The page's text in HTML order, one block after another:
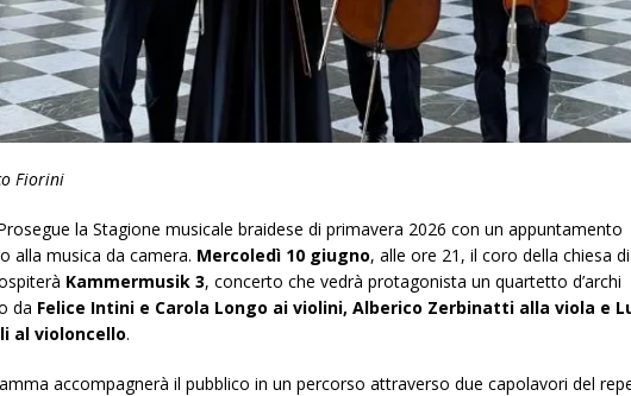
Fiorini
la Stagione musicale braidese di primavera 2026 con un appuntamento
alla musica da camera. Mercoledì 10 giugno, alle ore 21, il coro della chiesa
Kammermusik 3, concerto che vedrà protagonista un quartetto d’archi
da Felice Intini e Carola Longo ai violini, Alberico Zerbinatti alla viola e
al violoncello.
accompagnerà il pubblico in un percorso attraverso due capolavori del